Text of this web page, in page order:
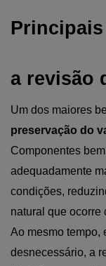
a revisão
preservação do
Componentes
adequadamente
condições,
natural que ocorre
Ao mesmo tempo,
desnecessário, a